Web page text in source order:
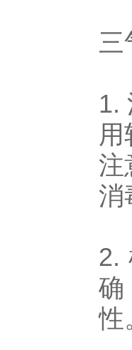
三
1.
注
消
2.
确
性